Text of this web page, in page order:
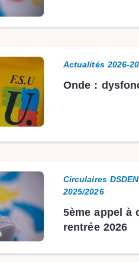
Actualités 2026-
Onde :
Circulaires
2025/2026
5ème appel à
rentrée 2026